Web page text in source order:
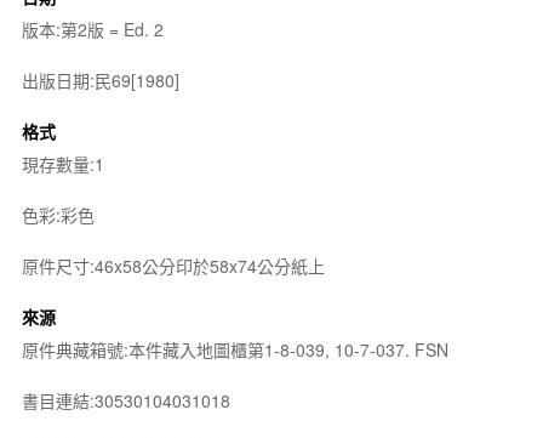
版本:第2版 = Ed. 2
出版日期:民69[1980]
格式
現存數量:1
色彩:彩色
原件尺寸:46x58公分印於58x74公分紙上
來源
原件典藏箱號:本件藏入地圖櫃第1-8-039, 10-7-037. FSN
書目連結:30530104031018